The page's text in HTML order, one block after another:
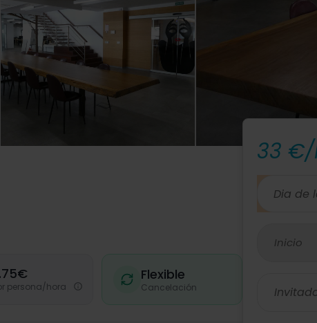
persona/hora
Flexible
Cancelación
33
Inicio